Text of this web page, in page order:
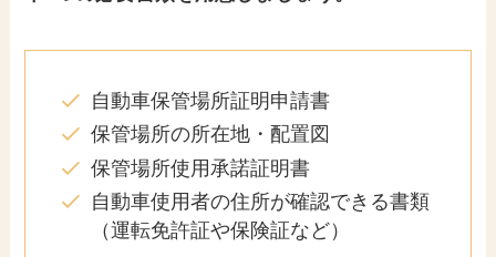
自動車保管場所証明申請書
保管場所の所在地・配置図
保管場所使用承諾証明書
自動車使用者の住所が確認できる書類
（運転免許証や保険証など）